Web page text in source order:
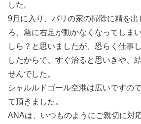
した。
9月に入り、パリの家の掃除に精を出
ろ、急に右足が動かなくなってしま
しら？と思いましたが、恐らく仕事
したからで、すぐ治ると思いきや、
せんでした。
シャルルドゴール空港は広いですの
て頂きました。
ANAは、いつものようにご親切に対